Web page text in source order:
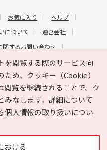
を閲覧する際のサービス向
ため、クッキー（Cookie）
閲覧を継続されることで、ク
みなします。詳細について
個人情報の取り扱いについ
おける
お気に入り
ヘルプ
について
運営会社
関するお問い合わせ
るお問い合わせ
All Rights Reserved.